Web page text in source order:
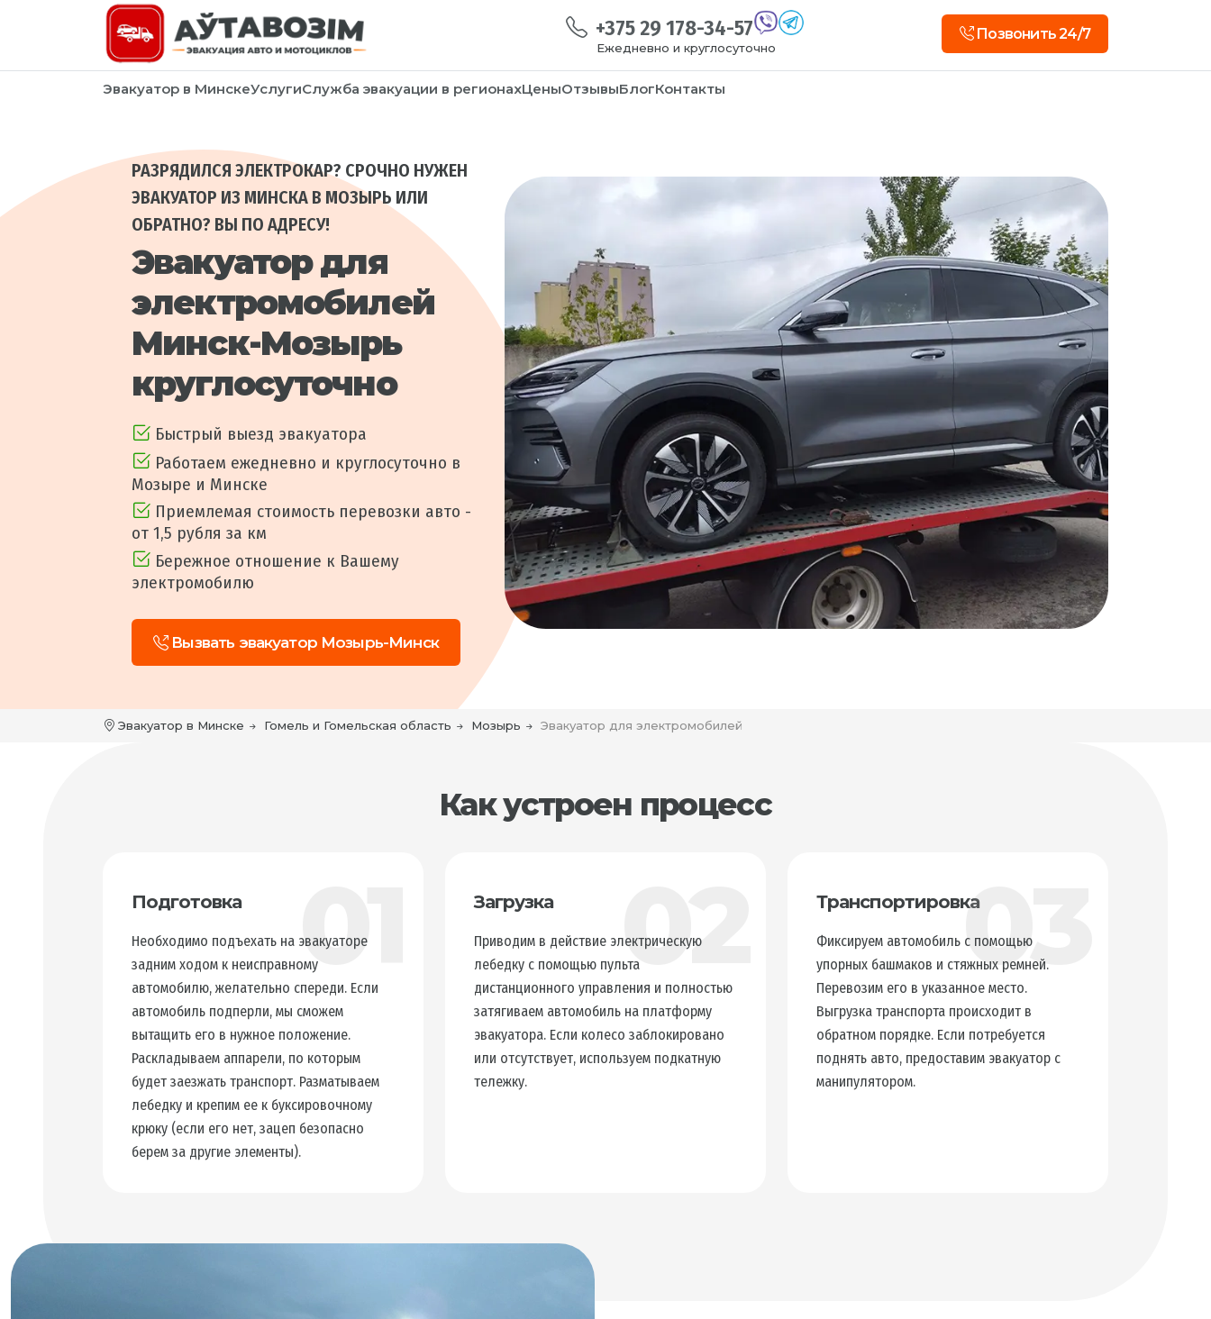
+375 29 178-34-57
Ежедневно и круглосуточно
Позвонить 24/7
Эвакуатор в МинскеУслугиСлужба эвакуации в регионахЦеныОтзывыБлогКонтакты
РАЗРЯДИЛСЯ ЭЛЕКТРОКАР? СРОЧНО НУЖЕН
ЭВАКУАТОР ИЗ МИНСКА В МОЗЫРЬ ИЛИ
ОБРАТНО? ВЫ ПО АДРЕСУ!
Эвакуатор для
электромобилей
Минск-Мозырь
круглосуточно
Быстрый выезд эвакуатора
Работаем ежедневно и круглосуточно в
Мозыре и Минске
Приемлемая стоимость перевозки авто -
от 1,5 рубля за км
Бережное отношение к Вашему
электромобилю
Вызвать эвакуатор Мозырь-Минск
Эвакуатор в Минске Гомель и Гомельская область Мозырь Эвакуатор для электромобилей
Как устроен процесс
01
Подготовка
Необходимо подъехать на эвакуаторе
задним ходом к неисправному
автомобилю, желательно спереди. Если
автомобиль подперли, мы сможем
вытащить его в нужное положение.
Раскладываем аппарели, по которым
будет заезжать транспорт. Разматываем
лебедку и крепим ее к буксировочному
крюку (если его нет, зацеп безопасно
берем за другие элементы).
02
Загрузка
Приводим в действие электрическую
лебедку с помощью пульта
дистанционного управления и полностью
затягиваем автомобиль на платформу
эвакуатора. Если колесо заблокировано
или отсутствует, используем подкатную
тележку.
03
Транспортировка
Фиксируем автомобиль с помощью
упорных башмаков и стяжных ремней.
Перевозим его в указанное место.
Выгрузка транспорта происходит в
обратном порядке. Если потребуется
поднять авто, предоставим эвакуатор с
манипулятором.